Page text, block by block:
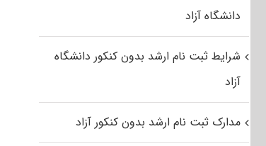
دانشگاه آزاد
شرایط ثبت نام ارشد بدون کنکور دانشگاه
آزاد
مدارک ثبت نام ارشد بدون کنکور آزاد